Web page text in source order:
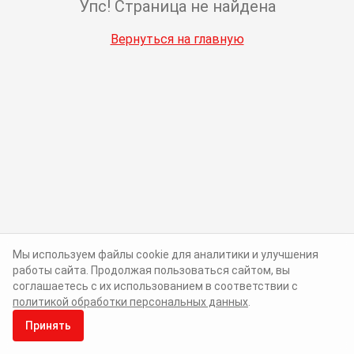
Упс! Страница не найдена
Вернуться на главную
Мы используем файлы cookie для аналитики и улучшения
работы сайта. Продолжая пользоваться сайтом, вы
соглашаетесь с их использованием в соответствии с
политикой обработки персональных данных
Принять